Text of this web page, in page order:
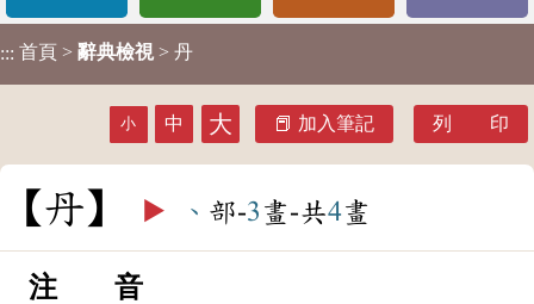
::: 首頁 > 辭典檢視 > 丹
小 中 大 加入筆記 列 印
丹 ▶️ 丶 部-3 畫-共4畫
注 音